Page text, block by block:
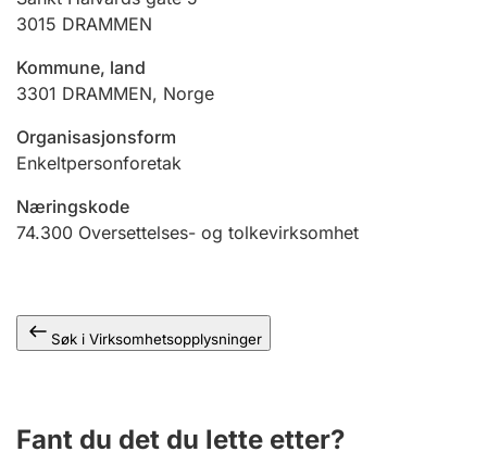
Jeger
Ektepaktveileder
Offentlig sektor
3015 DRAMMEN
Kommune, land
3301 DRAMMEN, Norge
Organisasjonsform
Enkeltpersonforetak
Næringskode
74.300 Oversettelses- og tolkevirksomhet
Søk i Virksomhetsopplysninger
Fant du det du lette etter?